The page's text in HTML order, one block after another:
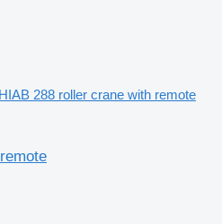
HIAB 288 roller crane with remote